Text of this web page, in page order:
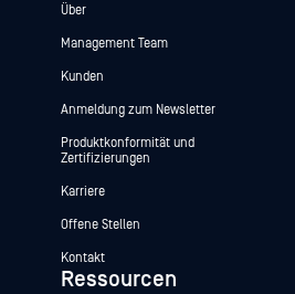
Über
Management Team
Kunden
Anmeldung zum Newsletter
Produktkonformität und
Zertifizierungen
Karriere
Offene Stellen
Kontakt
Ressourcen